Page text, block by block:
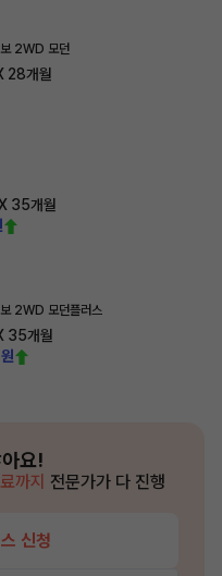
2WD 모던
28개월
35개월
2WD 모던플러스
35개월
요!
까지 전문가가 다 진행
신청